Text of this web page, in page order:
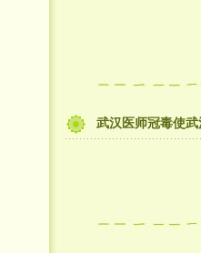
武汉医师冠毒使